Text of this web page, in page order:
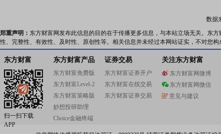
数据
郑重声明： 东方财富网发布此信息的目的在于传播更多信息，与本站立场无关。东
性、完整性、有效性、及时性、原创性等。相关信息并未经过本网站证实，不对您
东方财富
扫一扫下载
APP
东方财富产品
东方财富免费版
东方财富Level-2
东方财富策略版
妙想投研助理
Choice金融终端
证券交易
东方财富证券开户
东方财富在线交易
东方财富证券交易
关注东方财富
东方财富网微博
东方财富网微信
意见与建议